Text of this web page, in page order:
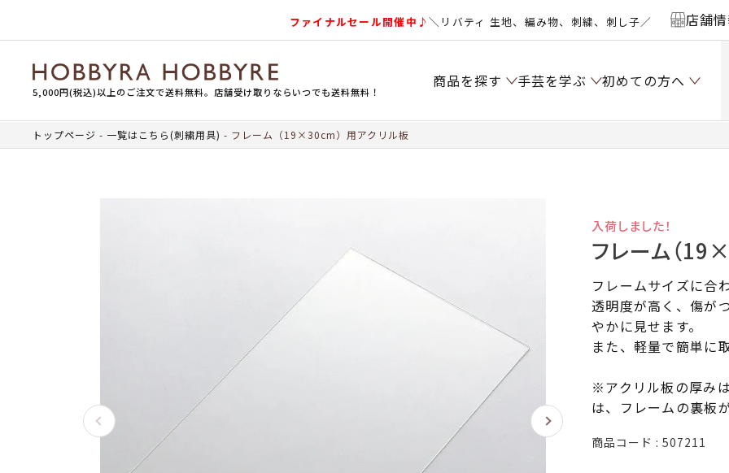
ファイナルセール開催中♪＼リバティ 生地、編み物、刺繍、刺し子／ 店舗
5,000円(税込)以上のご注文で送料無料。店舗受け取りならいつでも送料無料！
商品を探す 手芸を学ぶ 初めての方へ
トップページ 一覧はこちら(刺繍用具) フレーム（19×30cm）用アクリル板
入荷しました！
フレーム（
フレームサイズに合
透明度が高く、傷が
やかに見せます。
また、軽量で簡単に
※アクリル板の厚み
は、フレームの裏板
商品コード 507211